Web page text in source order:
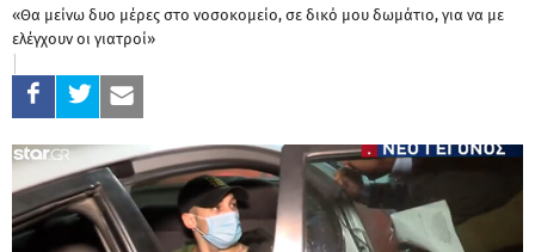
«Θα μείνω δυο μέρες στο νοσοκομείο, σε δικό μου δωμάτιο, για να με
ελέγχουν οι γιατροί»